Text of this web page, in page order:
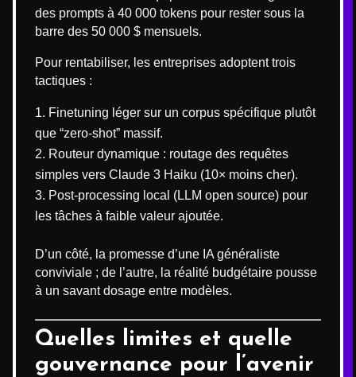
des prompts à 40 000 tokens pour rester sous la
barre des 50 000 $ mensuels.
Pour rentabiliser, les entreprises adoptent trois
tactiques :
Finetuning léger sur un corpus spécifique plutôt
que “zero-shot” massif.
Routeur dynamique : routage des requêtes
simples vers Claude 3 Haiku (10× moins cher).
Post-processing local (LLM open source) pour
les tâches à faible valeur ajoutée.
D’un côté, la promesse d’une IA généraliste
conviviale ; de l’autre, la réalité budgétaire pousse
à un savant dosage entre modèles.
Quelles limites et quelle
gouvernance pour l’avenir